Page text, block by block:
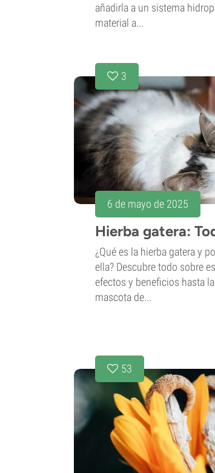
añadirla a un sistema
material a...
3
6 de mayo de 2025
Hierba gatera:
¿Qué es la hierba gatera y
ella? Descubre todo sobre
efectos y beneficios hasta
mascota de...
53